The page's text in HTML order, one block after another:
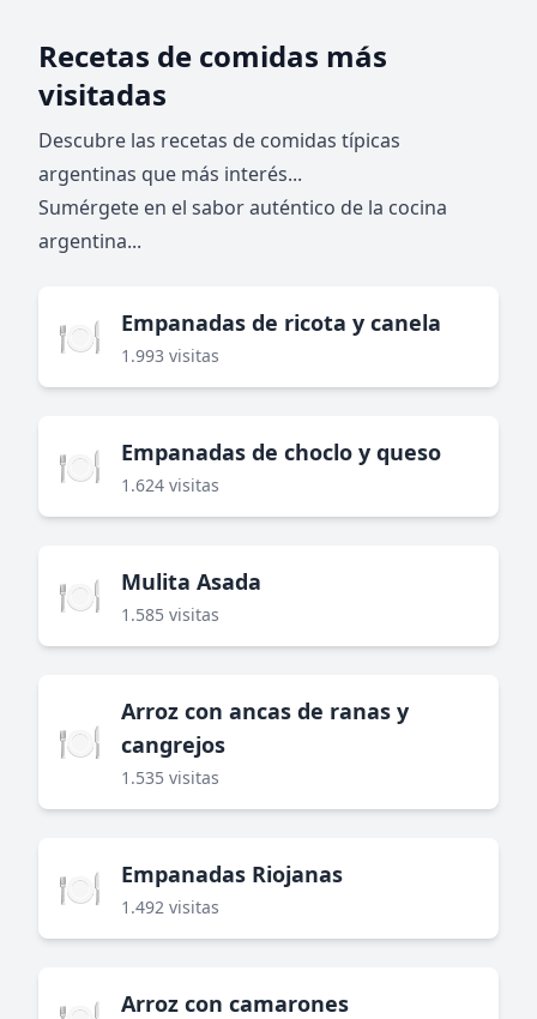
Recetas de comidas más
visitadas
Descubre las recetas de comidas típicas
argentinas que más interés...
Sumérgete en el sabor auténtico de la cocina
argentina...
🍽️ Empanadas de ricota y canela
1.993 visitas
🍽️ Empanadas de choclo y queso
1.624 visitas
🍽️ Mulita Asada
1.585 visitas
🍽️
Arroz con ancas de ranas y
cangrejos
1.535 visitas
🍽️ Empanadas Riojanas
1.492 visitas
Arroz con camarones